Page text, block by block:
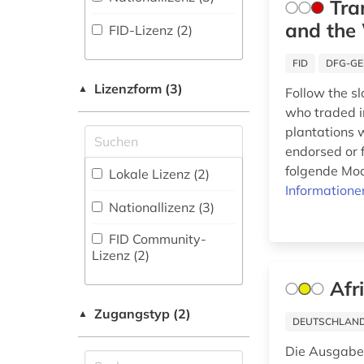
Geowissenschaften
(2)
Skandinavistik (1)
Geschichte der
Pädagogik und des
Bildungswesens (0)
Gesundheitswissenschaften
(0)
Klassische
biographie (1)
comesa-staaten (1)
demographie (2)
deutschland (2)
diaspora (1)
drama (1)
elektronisches buch
(1)
(0
Disziplinäre
Fachbibliographie
Faktendatenbank (6
National-,
Regionalbibliographie
(4
Portal (10
Sammlung Nicht-
FID-Lizenz (2)
▲ Lizenzform (3)
Lokale Lizenz (2)
Nationallizenz (3)
FID Community-
Lizenz (2)
▲ Zugangstyp (2)
and the
FID DFG-
Follow the
who traded
plantations
endorsed or
folgende
Die